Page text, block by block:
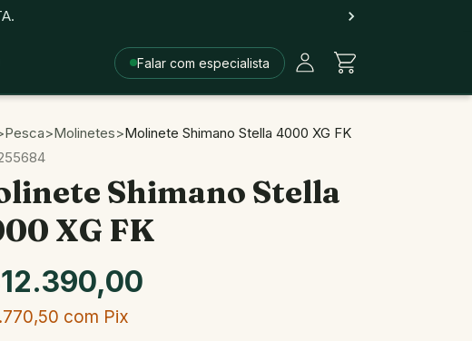
Falar com especialista
Pesca>Molinetes>Molinete Shimano Stella 4000 XG FK
Shimano Stella
XG FK
com Pix